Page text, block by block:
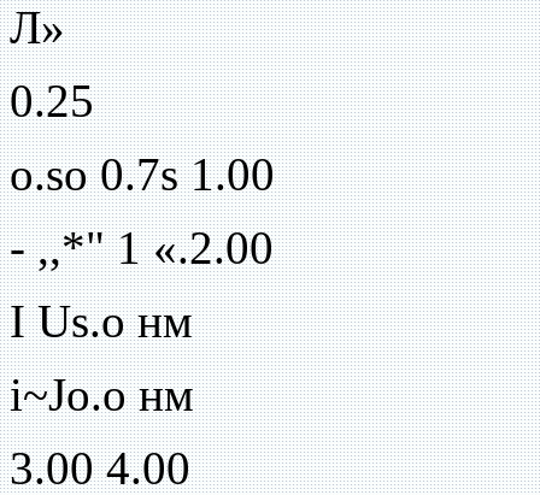
Л»
0.25
о.so 0.7s 1.00
- ,,*" 1 «.2.00
I Us.о нм
i~Jo.o нм
3.00 4.00